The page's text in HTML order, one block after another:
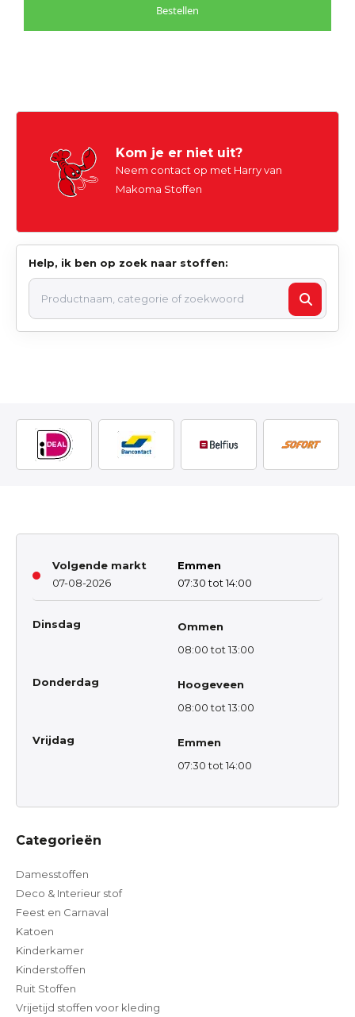
Bestellen
Kom je er niet uit?
Neem contact op met Harry van
Makoma Stoffen
Help, ik ben op zoek naar stoffen:
Volgende markt
07-08-2026
Emmen
07:30 tot 14:00
Dinsdag
Ommen
08:00 tot 13:00
Donderdag
Hoogeveen
08:00 tot 13:00
Vrijdag
Emmen
07:30 tot 14:00
Categorieën
Damesstoffen
Deco & Interieur stof
Feest en Carnaval
Katoen
Kinderkamer
Kinderstoffen
Ruit Stoffen
Vrijetijd stoffen voor kleding